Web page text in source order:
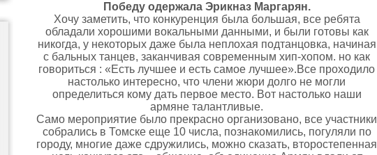
Победу одержала Эрикназ Маргарян.
Хочу заметить, что конкуренция была большая, все ребята
обладали хорошими вокальными данными, и были готовы как
никогда, у некоторых даже была неплохая подтанцовка, начиная
с бальных танцев, заканчивая современным хип-хопом. но как
говориться : «Есть лучшее и есть самое лучшее».Все проходило
настолько интересно, что члени жюри долго не могли
определиться кому дать первое место. Вот настолько наши
армяне талантливые.
Само мероприятие было прекрасно организовано, все участники
собрались в Томске еще 10 числа, познакомились, погуляли по
городу, многие даже сдружились, можно сказать, второстепенная